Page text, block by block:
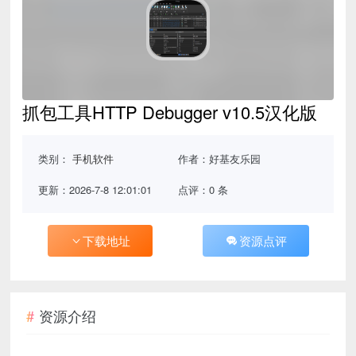
抓包工具HTTP Debugger v10.5汉化版
类别：手机软件 作者：好基友乐园
更新：2026-7-8 12:01:01 点评：0 条
下载地址 资源点评
资源介绍